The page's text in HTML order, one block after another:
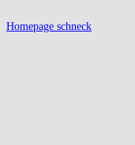
Homepage schneck